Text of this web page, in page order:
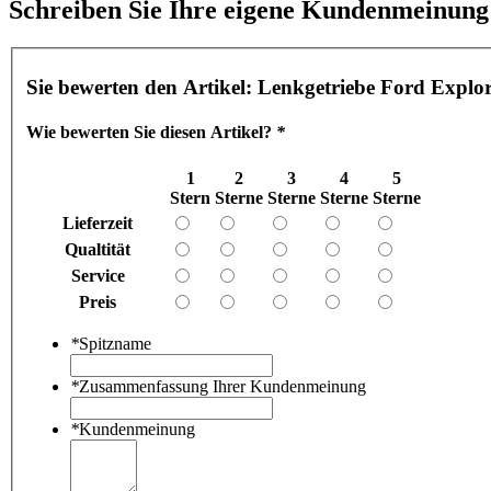
Schreiben Sie Ihre eigene Kundenmeinung
Sie bewerten den Artikel: Lenkgetriebe Ford
Wie bewerten Sie diesen Artikel? *
1
Stern
2
Sterne
3
Sterne
4
Sterne
5
Sterne
Lieferzeit
Qualtität
Service
Preis
*Spitzname
*Zusammenfassung Ihrer Kundenmeinung
*Kundenmeinung